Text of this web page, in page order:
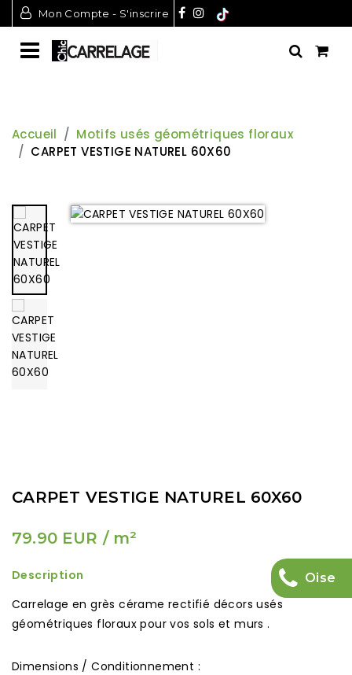
Mon Compte - S'inscrire
Oise
Accueil
Motifs usés géométriques floraux
CARPET VESTIGE NATUREL 60X60
CARPET VESTIGE NATUREL 60X60
79.90 EUR / m²
Description
Carrelage en grès cérame rectifié décors usés
géométriques floraux pour vos sols et murs .
Dimensions / Conditionnement :